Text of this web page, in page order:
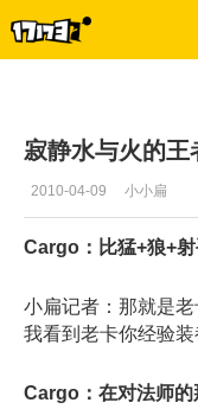
寂静水与火的
2010-04-09 小小扁
Cargo：比猛+狼+射
小扁记者：那就是
我看到老卡你经验
Cargo：在对法师的